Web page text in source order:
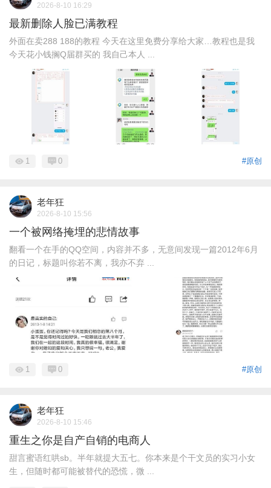
2026-8-10 16:29
最新删除人脸已满教程
外面在卖288 188的教程 今天在这里免费分享给大家…教程也是我
今天花小钱搁Q届群买的 我自己本人 ...
#原创
1 0
老年狂
2026-8-10 15:56
一个被网络掩埋的悲情故事
翻看一个在手的QQ空间，内容并不多，无意间发现一篇2012年6月
的日记，标题叫你若不离，我亦不弃 ...
#原创
1 0
老年狂
2026-8-10 15:46
重生之你是自产自销的电商人
甜言蜜语红哄sb。半年就提大五七。你本来是个干文员的实习小女
生，但随时都可能被替代的恐慌，微 ...